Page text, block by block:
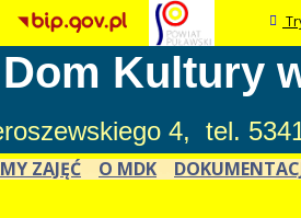
Kultury
4, tel.
ZAJĘĆ O MDK